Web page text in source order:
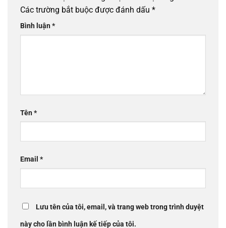
Các trường bắt buộc được đánh dấu *
Bình luận*
Tên*
Email *
Lưu tên của tôi, email, và trang web trong trình duyệt
này cho lần bình luận kế tiếp của tôi.